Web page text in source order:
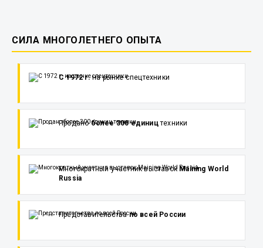
СИЛА МНОГОЛЕТНЕГО ОПЫТА
С 1972 г.на рынке спецтехники
Проданоболее 300 едиництехники
Многократный участник выставок Maining World
Russia
Представительствапо всей России